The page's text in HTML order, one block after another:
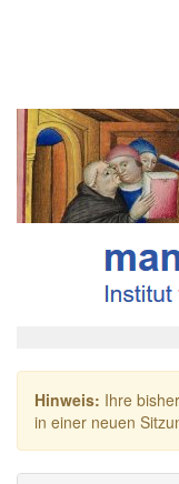
Hinweis: Ihre
in einer neuen